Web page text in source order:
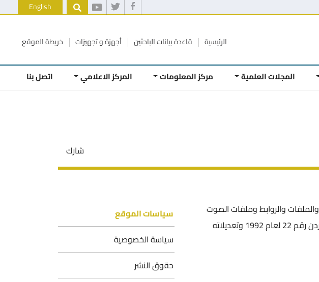
English
الرئيسية قاعدة بيانات الباحثين أجهزة و تجهيزات خريطة الموقع
المجلات العلمية مركز المعلومات المركز الاعلامي اتصل بنا
شارك
والروابط وملفات الصوت
ملكا لـ (صندوق دعم البحث العلمي والابتكار) ومحمية بموجب قانون حماية حق المؤلف في الأردن رقم 22 لعام 1992 وتعديلاته
سياسات الموقع
سياسة الخصوصية
حقوق النشر